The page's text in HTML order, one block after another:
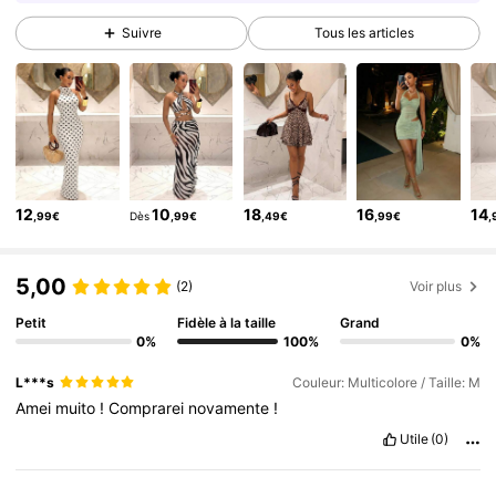
4,85 1.1M Suiveurs
4,85 1.1M Suiveurs
4,85 1.1M Suiveurs
4,85 1.1M Suiveurs
4,85 1.1M Suiveurs
Suivre Tous les articles
12 ,99€ Dès 10 ,99€ 18,49€ 16 ,99€ 14
5,00 (2) Voir plus
Petit
0%
Fidèle à la taille
100%
Grand
0%
L***s Couleur: Multicolore / Taille: M
Amei muito !Comprarei novamente !
Utile (0)